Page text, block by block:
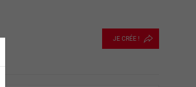
JE CRÉE !